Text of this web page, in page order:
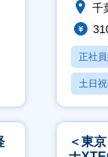
千
正社
土日
産休
＜東